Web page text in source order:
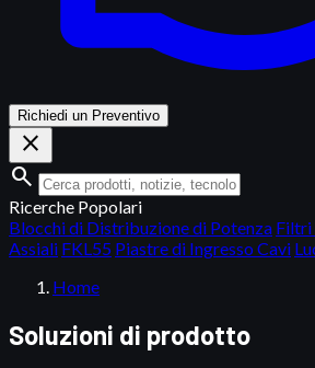
Richiedi un Preventivo
close
search
Ricerche Popolari
Blocchi di Distribuzione di Potenza Filtri
Assiali FKL55 Piastre di Ingresso Cavi
Home
Soluzioni di prodotto